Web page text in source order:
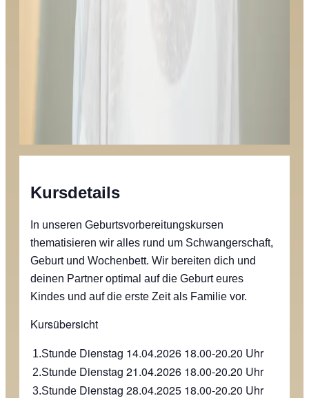
Kursdetails
In unseren Geburtsvorbereitungskursen
thematisieren wir alles rund um Schwangerschaft,
Geburt und Wochenbett. Wir bereiten dich und
deinen Partner optimal auf die Geburt eures
Kindes und auf die erste Zeit als Familie vor.
Kursübersicht
1.Stunde Dienstag 14.04.2026 18.00-20.20 Uhr
2.Stunde Dienstag 21.04.2026 18.00-20.20 Uhr
3.Stunde Dienstag 28.04.2025 18.00-20.20 Uhr